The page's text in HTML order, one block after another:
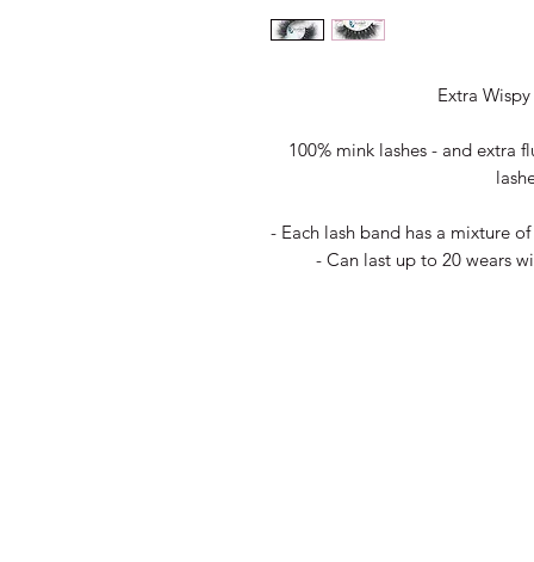
Extra
100% mink lashes - and extra
- Each lash band has a mixture
- Can last up to 20 wears